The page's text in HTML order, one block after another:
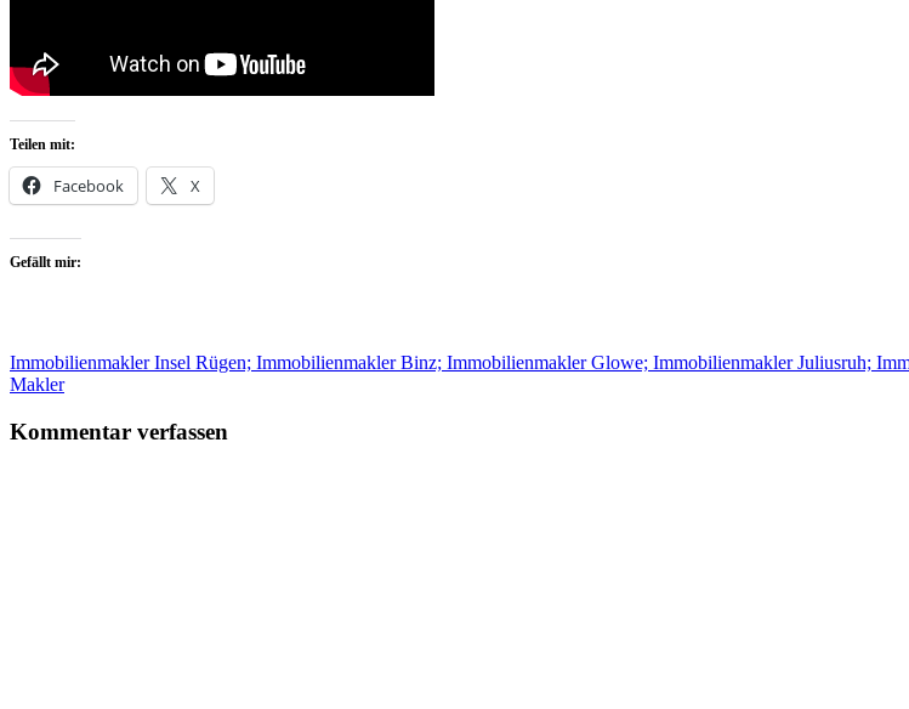
Teilen mit:
Facebook X
Gefällt mir:
Immobilienmakler Insel Rügen; Immobilienmakler Binz; Immobilienmakler Glowe; Immobilienmakler Juliusruh;
Makler
Kommentar verfassen